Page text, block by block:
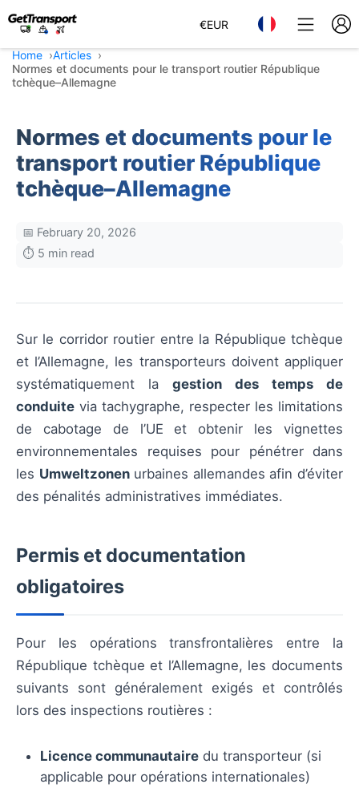
€EUR
Home
Articles
Normes et documents pour le transport routier République
tchèque–Allemagne
Normes et documents pour le
transport routier République
tchèque–Allemagne
📅 February 20, 2026
⏱️ 5 min read
Sur le corridor routier entre la République tchèque
et l’Allemagne, les transporteurs doivent appliquer
systématiquement la gestion des temps de
conduite via tachygraphe, respecter les limitations
de cabotage de l’UE et obtenir les vignettes
environnementales requises pour pénétrer dans
les Umweltzonenurbaines allemandes afin d’éviter
des pénalités administratives immédiates.
Permis et documentation
obligatoires
Pour les opérations transfrontalières entre la
République tchèque et l’Allemagne, les documents
suivants sont généralement exigés et contrôlés
lors des inspections routières :
Licence communautaire du transporteur (si
applicable pour opérations internationales)